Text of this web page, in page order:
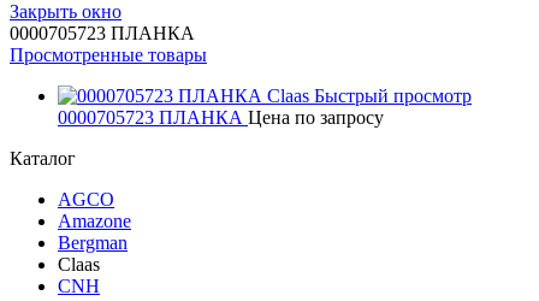
Закрыть окно
0000705723 ПЛАНКА
Просмотренные товары
Быстрый просмотр
0000705723 ПЛАНКА Цена по запросу
Каталог
AGCO
Amazone
Bergman
Claas
CNH